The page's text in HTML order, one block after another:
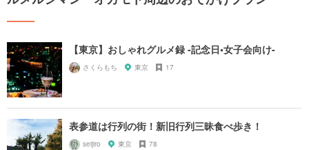
【東京】おしゃれグルメ録 -記念日•女子会向け-
さくらもち 東京 17
表参道は行列の街！新旧行列三昧食べ歩き！
seijiro 東京 78